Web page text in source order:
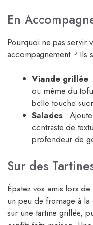
En
Pourquoi ne pas servir
accompagnement ? Ils
Viande grillée
ou même du
belle touche
Salades :
contraste de
profondeur de
Sur des
Épatez vos amis lors
un peu de fromage à
sur une tartine grillée,